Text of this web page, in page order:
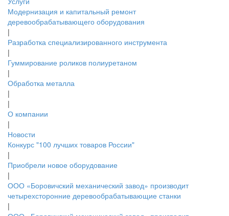
Модернизация и капитальный ремонт
деревообрабатывающего оборудования
|
Разработка специализированного инструмента
|
Гуммирование роликов полиуретаном
|
Обработка металла
|
|
О компании
|
Новости
Конкурс "100 лучших товаров России"
|
Приобрели новое оборудование
|
ООО «Боровичский механический завод» производит
четырехсторонние деревообрабатывающие станки
|